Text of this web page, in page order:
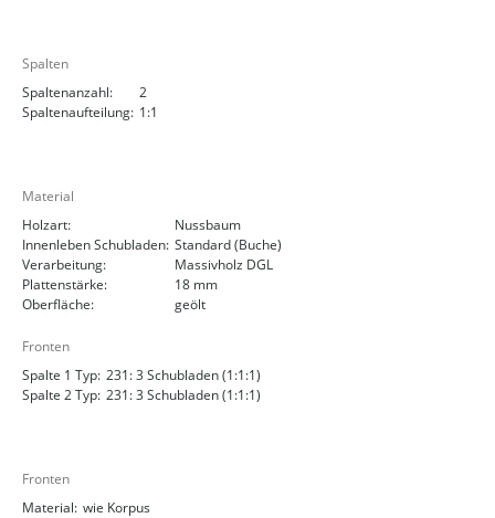
Spalten
Spaltenanzahl:
2
Spaltenaufteilung: 1:1
Material
Holzart:
Nussbaum
Innenleben Schubladen: Standard (Buche)
Verarbeitung:
Massivholz DGL
Plattenstärke:
18 mm
Oberfläche:
geölt
Fronten
Spalte 1 Typ: 231: 3 Schubladen (1:1:1)
Spalte 2 Typ: 231: 3 Schubladen (1:1:1)
Fronten
Material: wie Korpus